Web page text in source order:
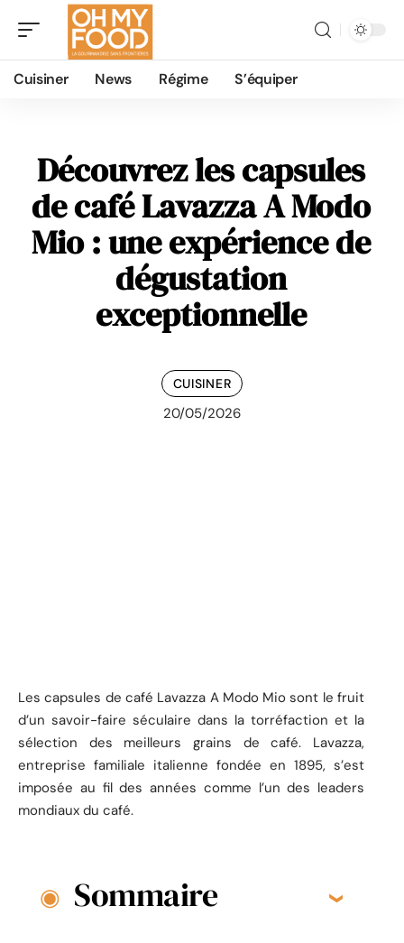
Cuisiner News Régime S’équiper
Découvrez les capsules
de café Lavazza A Modo
Mio : une expérience de
dégustation
exceptionnelle
CUISINER
20/05/2026
Les capsules de café Lavazza A Modo Mio sont le fruit
d’un savoir-faire séculaire dans la torréfaction et la
sélection des meilleurs grains de café. Lavazza,
entreprise familiale italienne fondée en 1895, s’est
imposée au fil des années comme l’un des leaders
mondiaux du café.
Sommaire